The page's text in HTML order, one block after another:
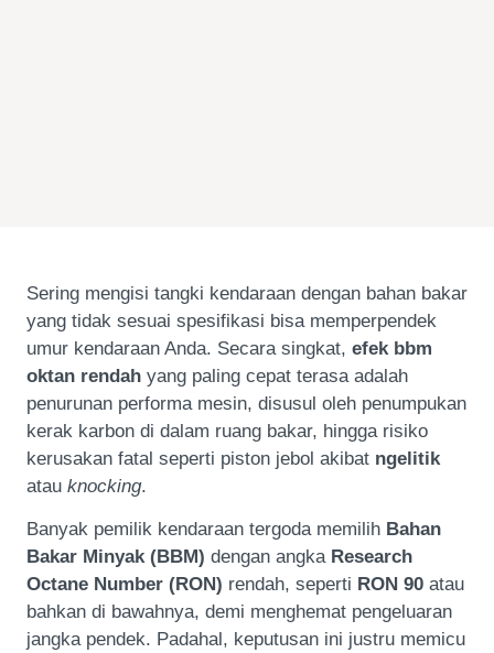
Sering mengisi tangki kendaraan dengan bahan bakar
yang tidak sesuai spesifikasi bisa memperpendek
umur kendaraan Anda. Secara singkat, efek bbm
oktan rendah yang paling cepat terasa adalah
penurunan performa mesin, disusul oleh penumpukan
kerak karbon di dalam ruang bakar, hingga risiko
kerusakan fatal seperti piston jebol akibat ngelitik
atau knocking.
Banyak pemilik kendaraan tergoda memilih Bahan
Bakar Minyak (BBM) dengan angka Research
Octane Number (RON) rendah, seperti RON 90 atau
bahkan di bawahnya, demi menghemat pengeluaran
jangka pendek. Padahal, keputusan ini justru memicu